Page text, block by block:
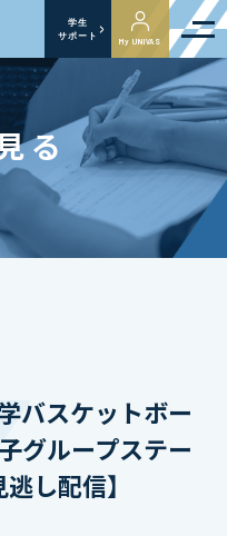
学生
サポート
My UNIVAS
る
バスケットボー
グループステー
し配信】